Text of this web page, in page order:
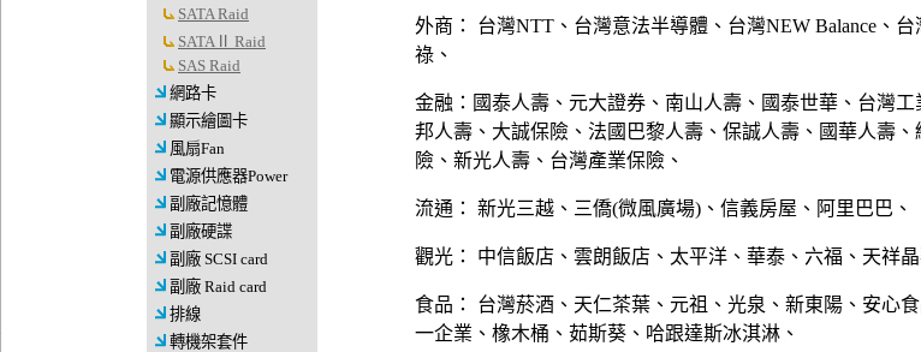
SATA Raid
SATAⅡ Raid
SAS Raid
網路卡
顯示繪圖卡
風扇Fan
電源供應器Power
副廠記憶體
副廠硬諜
副廠 SCSI card
副廠 Raid card
排線
轉機架套件
外商： 台灣NTT、台灣意法半導體、台灣NEW Balance、
祿、
金融：國泰人壽、元大證券、南山人壽、國泰世華、台灣
邦人壽、大誠保險、法國巴黎人壽、保誠人壽、國華人壽
險、新光人壽、台灣產業保險、
流通： 新光三越、三僑(微風廣場)、信義房屋、阿里巴巴、
觀光： 中信飯店、雲朗飯店、太平洋、華泰、六福、天祥
食品： 台灣菸酒、天仁茶葉、元祖、光泉、新東陽、安心
一企業、橡木桶、茹斯葵、哈跟達斯冰淇淋、